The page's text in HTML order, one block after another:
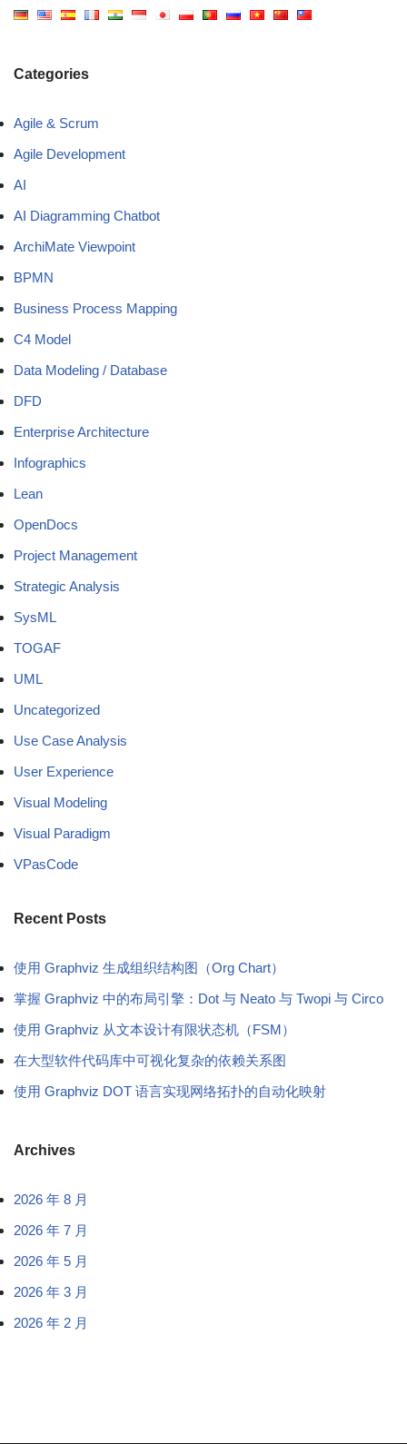
Categories
Agile & Scrum
Agile Development
AI
AI Diagramming Chatbot
ArchiMate Viewpoint
BPMN
Business Process Mapping
C4 Model
Data Modeling / Database
DFD
Enterprise Architecture
Infographics
Lean
OpenDocs
Project Management
Strategic Analysis
SysML
TOGAF
UML
Uncategorized
Use Case Analysis
User Experience
Visual Modeling
Visual Paradigm
VPasCode
Recent Posts
使用 Graphviz 生成组织结构图（Org Chart）
掌握 Graphviz 中的布局引擎：Dot 与 Neato 与 Twopi 与 Circo
使用 Graphviz 从文本设计有限状态机（FSM）
在大型软件代码库中可视化复杂的依赖关系图
使用 Graphviz DOT 语言实现网络拓扑的自动化映射
Archives
2026 年 8 月
2026 年 7 月
2026 年 5 月
2026 年 3 月
2026 年 2 月